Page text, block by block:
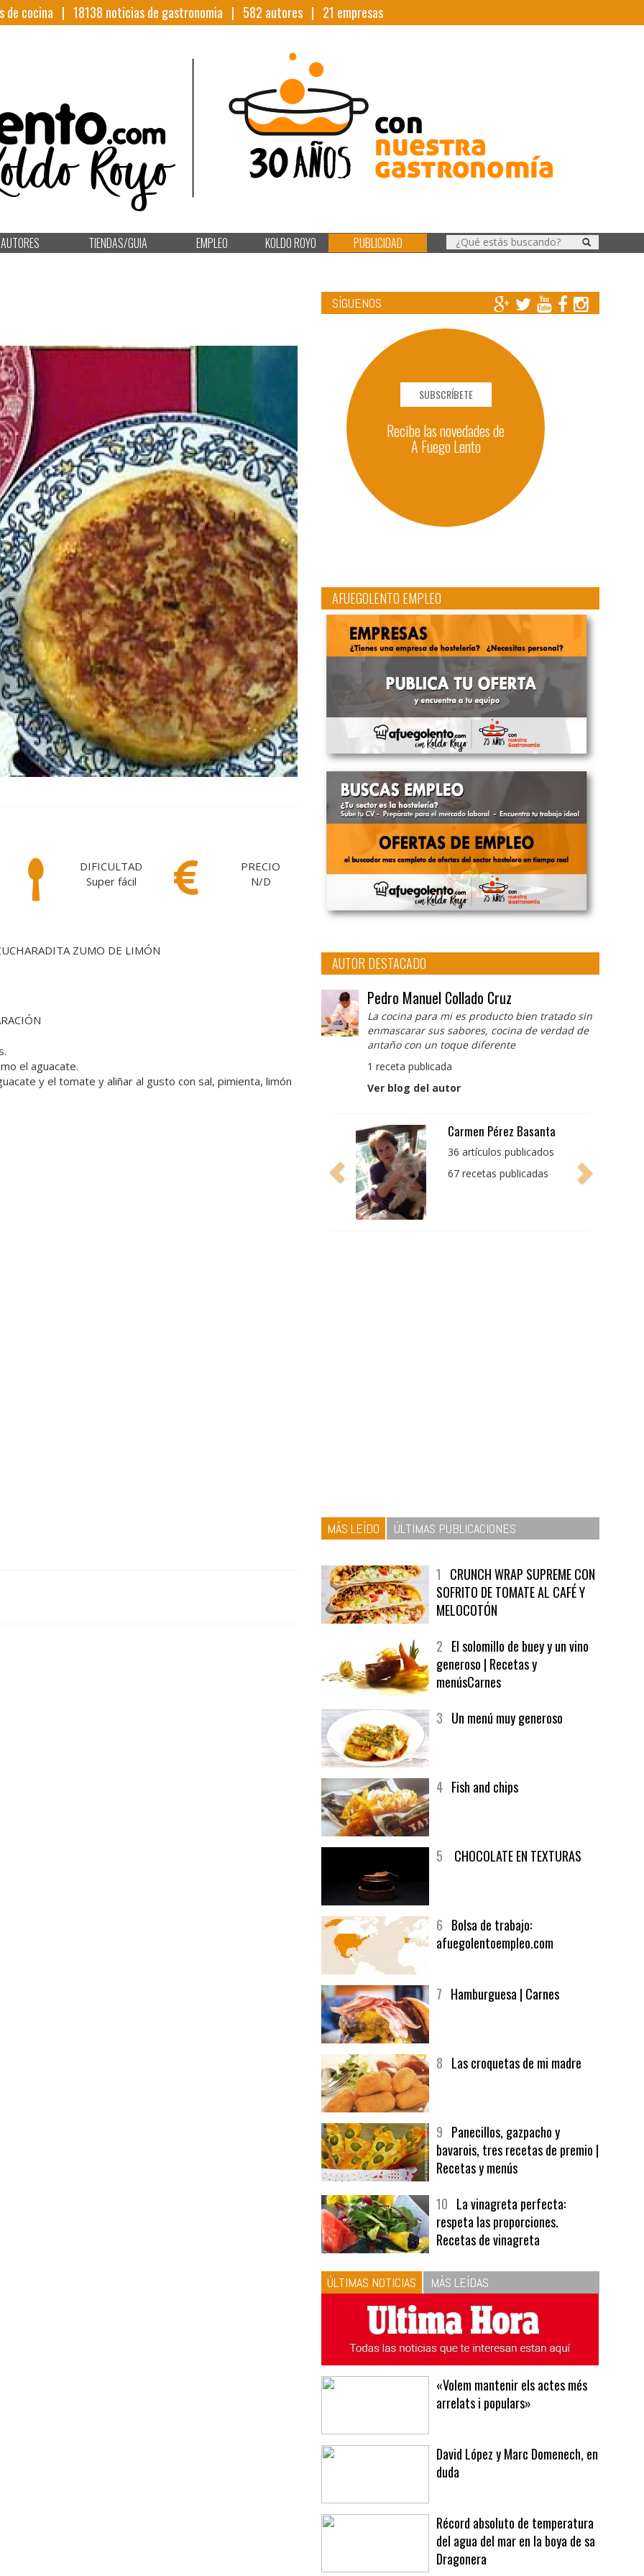
de cocina | 18138 noticias de gastronomia | 582 autores | 21 empresas
AUTORES TIENDAS/GUIA EMPLEO KOLDO ROYO PUBLICIDAD
DIFICULTAD
Super fácil
PRECIO
N/D
ZUMO DE LIMÓN
el aguacate.
y el tomate y aliñar al gusto con sal, pimienta, limón
SÍGUENOS
SUBSCRÍBETE
Recibe las novedades de
A Fuego Lento
AFUEGOLENTO EMPLEO
AUTOR DESTACADO
Pedro Manuel Collado Cruz
La cocina para mi es producto bien tratado sin
enmascarar sus sabores, cocina de verdad de
antaño con un toque diferente
1 receta publicada
Ver blog del autor
Pedro Manuel Collado
Cruz
producto bien tratado
MÁS LEÍDO ÚLTIMAS PUBLICACIONES
SOFRITO DE TOMATE AL CAFÉ Y
MELOCOTÓN
generoso | Recetas y
afuegolentoempleo.com
bavarois, tres recetas de premio |
Recetas y menús
respeta las proporciones.
Recetas de vinagreta
ÚLTIMAS NOTICIAS MÁS LEÍDAS
arrelats i populars»
duda